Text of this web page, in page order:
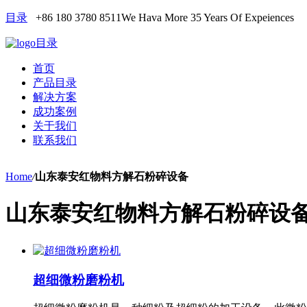
目录 +86 180 3780 8511We Hava More 35 Years Of Expeiences
目录
首页
产品目录
解决方案
成功案例
关于我们
联系我们
Home/山东泰安红物料方解石粉碎设备
山东泰安红物料方解石粉碎设
超细微粉磨粉机